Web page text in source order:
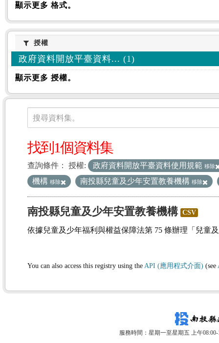
顯示更多 格式。
授權授權
政府資料開放平臺資料... (1)
顯示更多 授權。
資料集
搜尋資料集。
找到1個資料集
查詢條件： 授權: 政府資料開放平臺資料使用規範 移除
機構 移除 南投縣兒童及少年安置教養機構 移除
南投縣兒童及少年安置教養機構 CSV
依據兒童及少年福利與權益保障法第 75 條辦理「兒童
You can also access this registry using the API (應用程式介面) (see
服務時間：星期一至星期五 上午